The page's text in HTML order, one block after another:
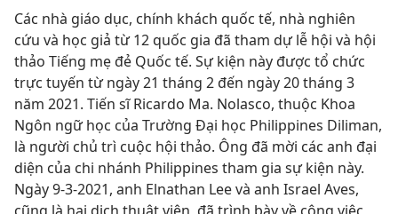
Các nhà giáo dục, chính khách quốc tế, nhà nghiên
cứu và học giả từ 12 quốc gia đã tham dự lễ hội và hội
thảo Tiếng mẹ đẻ Quốc tế. Sự kiện này được tổ chức
trực tuyến từ ngày 21 tháng 2 đến ngày 20 tháng 3
năm 2021. Tiến sĩ Ricardo Ma. Nolasco, thuộc Khoa
Ngôn ngữ học của Trường Đại học Philippines Diliman,
là người chủ trì cuộc hội thảo. Ông đã mời các anh đại
diện của chi nhánh Philippines tham gia sự kiện này.
Ngày 9-3-2021, anh Elnathan Lee và anh Israel Aves,